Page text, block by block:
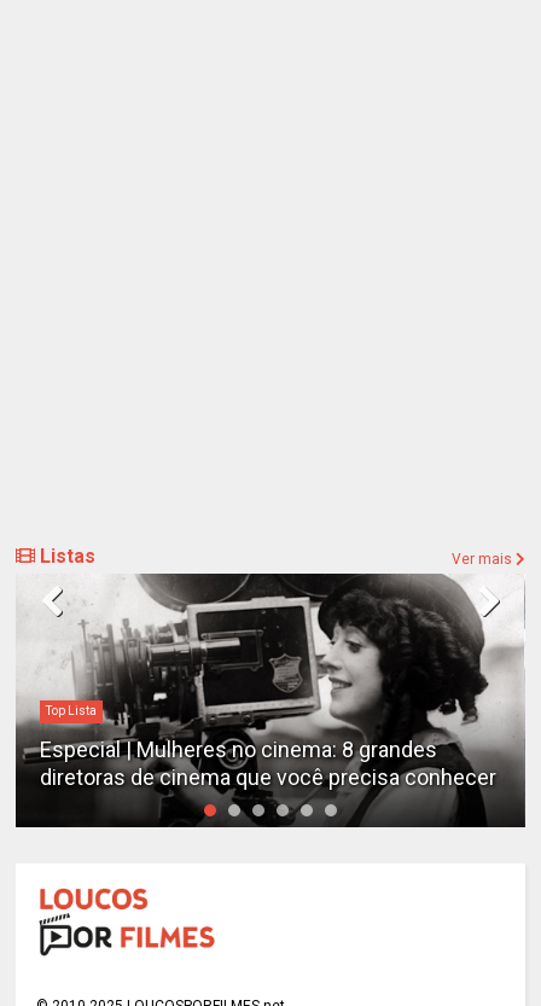
Listas Ver mais
Top Lista
Especial | Mulheres no cinema: 8 grandes
diretoras de cinema que você precisa conhecer